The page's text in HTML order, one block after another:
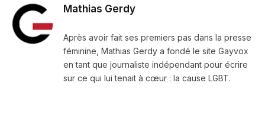
Mathias Gerdy
Après avoir fait ses premiers pas dans la presse
féminine, Mathias Gerdy a fondé le site Gayvox
en tant que journaliste indépendant pour écrire
sur ce qui lui tenait à cœur : la cause LGBT.